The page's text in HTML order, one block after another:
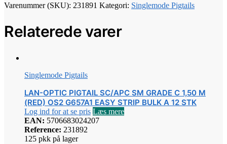
Varenummer (SKU): 231891 Kategori: Singlemode Pigtails
Relaterede varer
Singlemode Pigtails
LAN-OPTIC PIGTAIL SC/APC SM GRADE C 1,50 M
(RED) OS2 G657A1 EASY STRIP BULK A 12 STK
Log ind for at se pris Læs mere
EAN: 5706683024207
Reference: 231892
125 pkk på lager